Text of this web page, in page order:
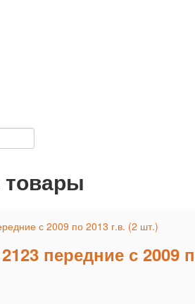
передние с 2009